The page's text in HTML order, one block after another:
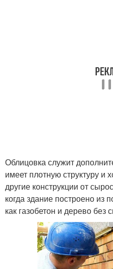
Ненесущие стены
Капитальные стены
Облицовка служит
имеет плотную структуру
другие конструкции от
когда здание построено из
как газобетон и дерево без